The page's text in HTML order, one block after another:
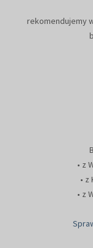
rekomendujemy
• z
• z
• z